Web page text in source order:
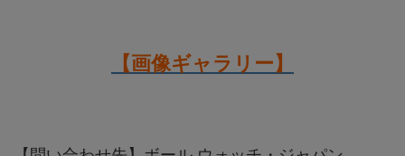
【画像ギャラリー】